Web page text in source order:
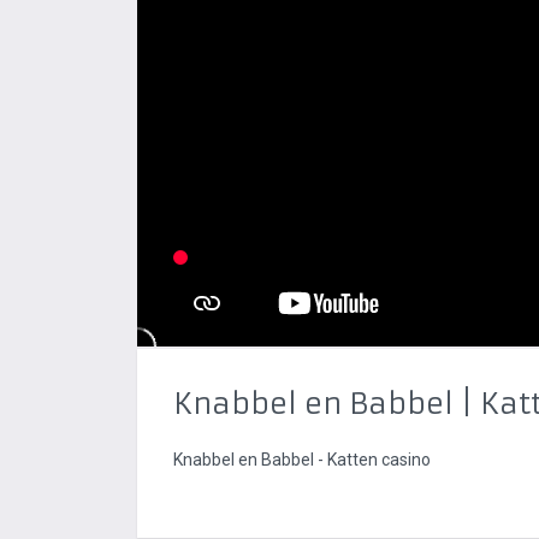
Knabbel en Babbel |
Knabbel en Babbel - Katten casino